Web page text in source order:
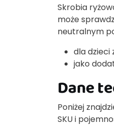
Skrobia
może
neutralnym
dla dzieci
jako
Dane
Poniżej
SKU i